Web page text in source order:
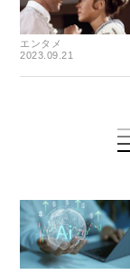
エンタメ
2023.09.21